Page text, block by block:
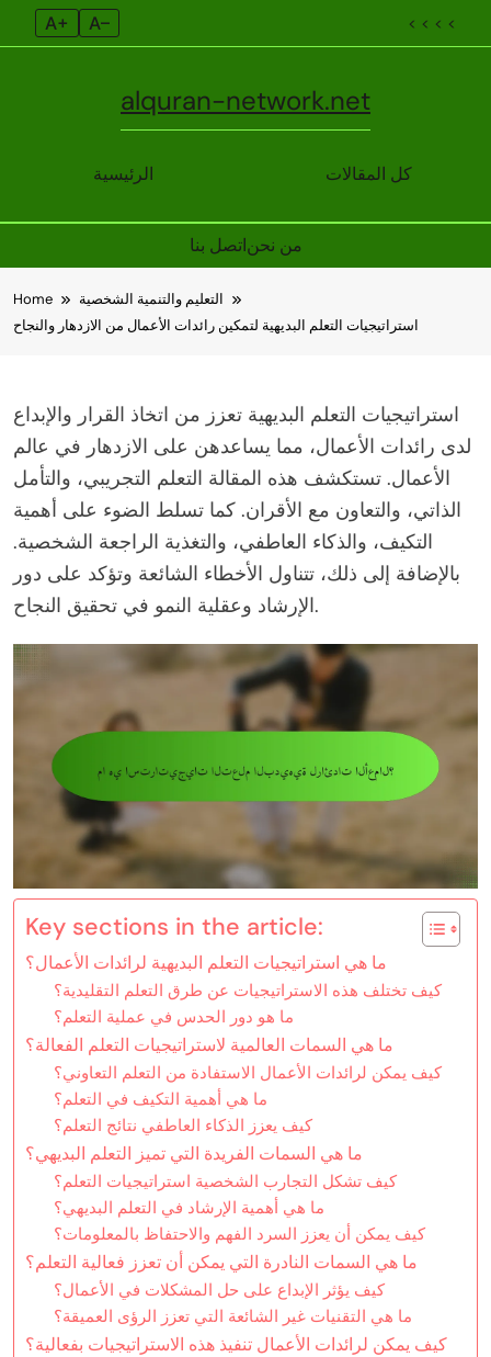
A+ A– < < < <
الرئيسية
alquran-network.net
كل المقالات
اتصل بنامن نحن
to
content
Home
التعليم والتنمية الشخصية
استراتيجيات التعلم البديهية لتمكين رائدات الأعمال من الازدهار والنجاح
استراتيجيات التعلم البديهية تعزز من اتخاذ القرار والإبداع
لدى رائدات الأعمال، مما يساعدهن على الازدهار في عالم
الأعمال. تستكشف هذه المقالة التعلم التجريبي، والتأمل
الذاتي، والتعاون مع الأقران. كما تسلط الضوء على أهمية
التكيف، والذكاء العاطفي، والتغذية الراجعة الشخصية.
بالإضافة إلى ذلك، تتناول الأخطاء الشائعة وتؤكد على دور
الإرشاد وعقلية النمو في تحقيق النجاح.
Key sections in the article:
ما هي استراتيجيات التعلم البديهية لرائدات الأعمال؟
كيف تختلف هذه الاستراتيجيات عن طرق التعلم التقليدية؟
ما هو دور الحدس في عملية التعلم؟
ما هي السمات العالمية لاستراتيجيات التعلم الفعالة؟
كيف يمكن لرائدات الأعمال الاستفادة من التعلم التعاوني؟
ما هي أهمية التكيف في التعلم؟
كيف يعزز الذكاء العاطفي نتائج التعلم؟
ما هي السمات الفريدة التي تميز التعلم البديهي؟
كيف تشكل التجارب الشخصية استراتيجيات التعلم؟
ما هي أهمية الإرشاد في التعلم البديهي؟
كيف يمكن أن يعزز السرد الفهم والاحتفاظ بالمعلومات؟
ما هي السمات النادرة التي يمكن أن تعزز فعالية التعلم؟
كيف يؤثر الإبداع على حل المشكلات في الأعمال؟
ما هي التقنيات غير الشائعة التي تعزز الرؤى العميقة؟
كيف يمكن لرائدات الأعمال تنفيذ هذه الاستراتيجيات بفعالية؟